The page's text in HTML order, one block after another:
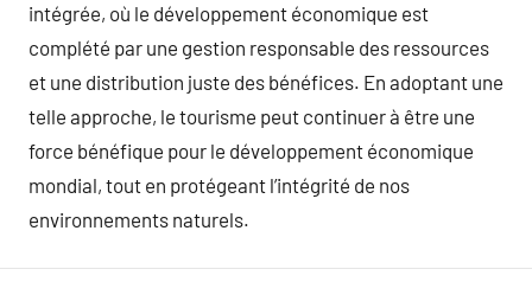
intégrée, où le développement économique est
complété par une gestion responsable des ressources
et une distribution juste des bénéfices. En adoptant une
telle approche, le tourisme peut continuer à être une
force bénéfique pour le développement économique
mondial, tout en protégeant l’intégrité de nos
environnements naturels.